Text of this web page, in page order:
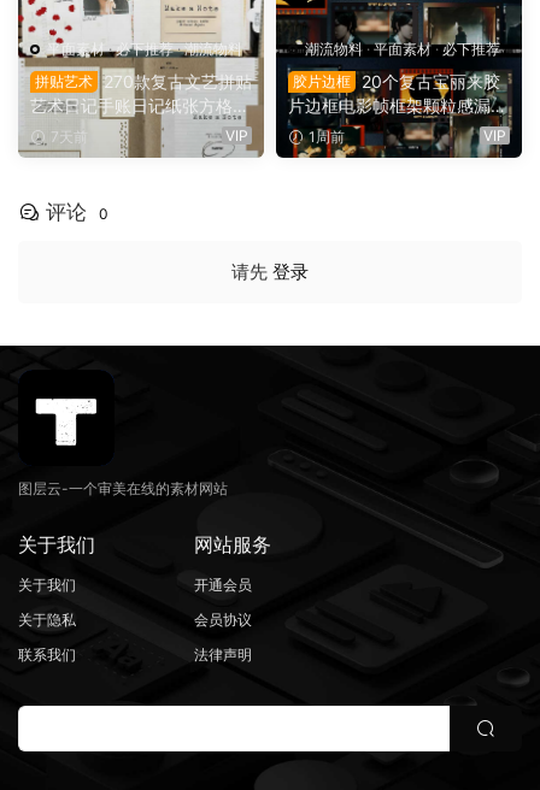
平面素材·必下推荐·潮流物料
拼贴艺术 270款复古文艺拼贴
艺术日记手账日记纸张方格纸
蜡笔涂鸦符号标记PNG免扣图
片设计套装 Make a Note Pa
114）
7天前 VIP
潮流物料·平面素材·必下推荐
胶片边框
20个复古宝丽来胶
片边框电影帧框架颗粒感漏光
怀旧叠加层PSD海报模板样机
+AI源文件（16111）
1周前 VIP
评论 0
请先 登录
图层云-一个审美在线的素材网站
关于我们
关于我们
关于隐私
联系我们
网站服务
开通会员
会员协议
法律声明